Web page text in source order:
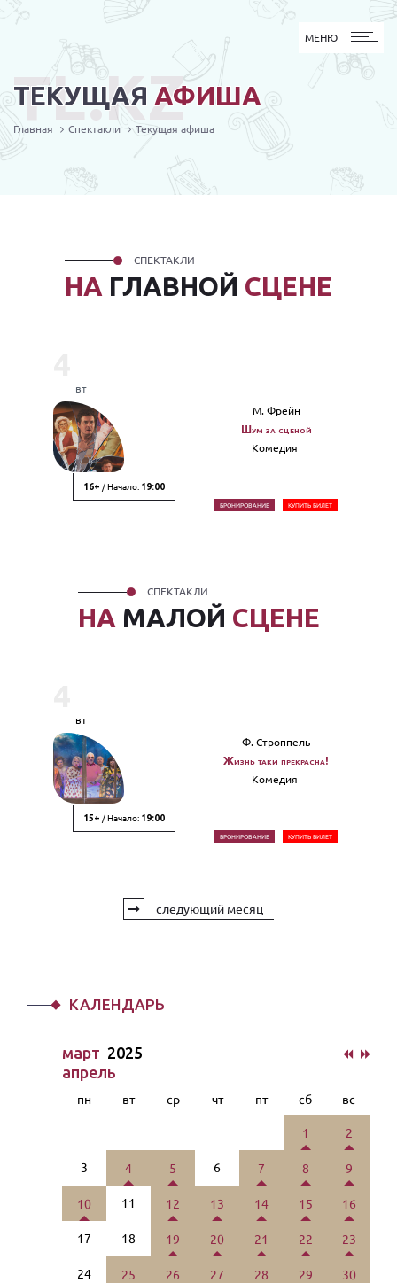
МЕНЮ
МЕНЮ
ТЕКУЩАЯ АФИША
TL.KZ
Главная Спектакли Текущая афиша
НА ГЛАВНОЙ СЦЕНЕ
СПЕКТАКЛИ
вт
16+ / Начало: 19:00
М. Фрейн
Шум за сценой
Комедия
БРОНИРОВАНИЕ КУПИТЬ БИЛЕТ
НА МАЛОЙ СЦЕНЕ
СПЕКТАКЛИ
вт
15+ / Начало: 19:00
Ф. Строппель
Жизнь таки прекрасна!
Комедия
БРОНИРОВАНИЕ КУПИТЬ БИЛЕТ
следующий месяц
КАЛЕНДАРЬ
март 2025
апрель
пн вт ср чт пт сб вс
1 2
3 4 5 6 7 8 9
10 11 12 13 14 15 16
17 18 19 20 21 22 23
24 25 26 27 28 29 30